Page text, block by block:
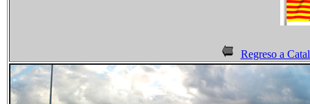
Regreso a